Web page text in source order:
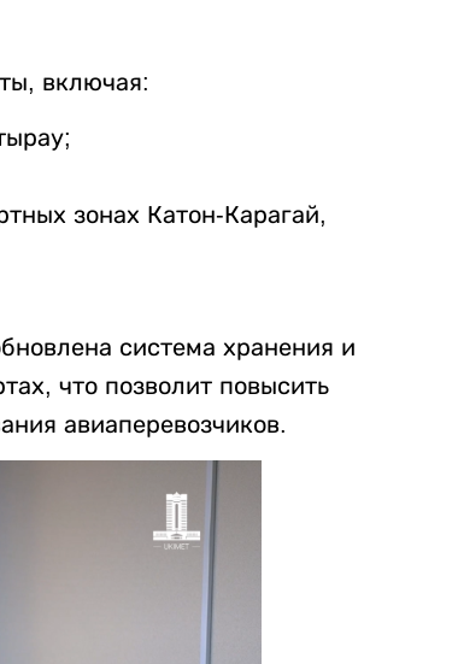
включая:
зонах Катон-Карагай,
система хранения и
что позволит повысить
авиаперевозчиков.